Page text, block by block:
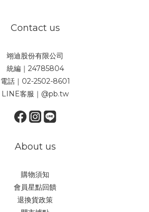
Contact us
翊迪股份有限公司
統編｜24785804
電話｜02-2502-8601
LINE客服｜@pb.tw
About us
購物須知
會員星點回饋
退換貨政策